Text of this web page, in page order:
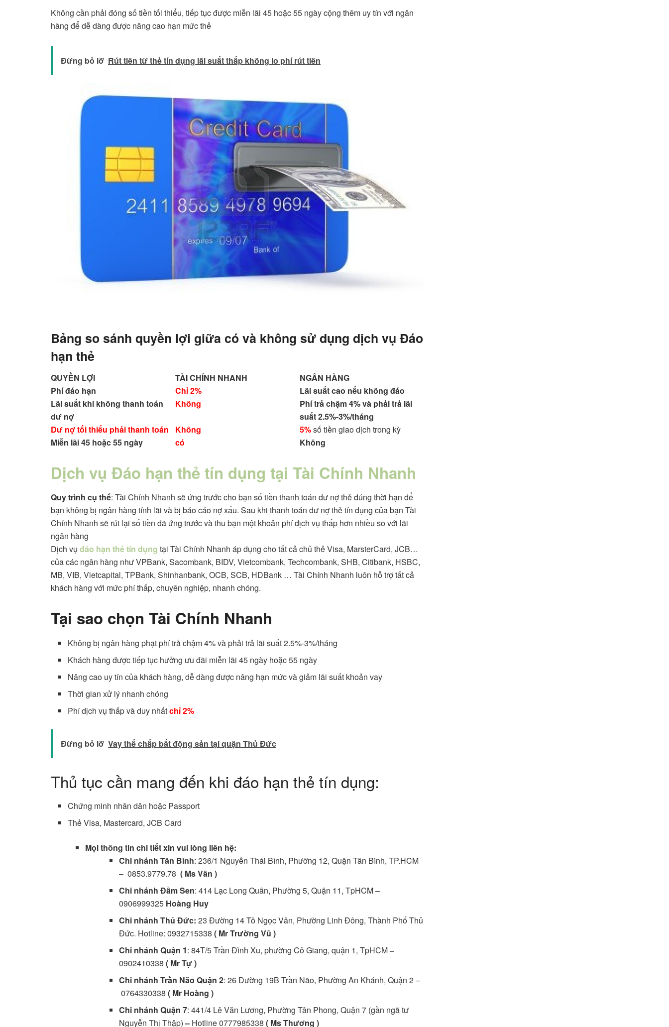
Không cần phải đóng số tiền tối thiểu, tiếp tục được miễn lãi 45 hoặc 55 ngày cộng thêm uy tín với ngân
hàng để dễ dàng được nâng cao hạn mức thẻ
Đừng bỏ lỡ Rút tiền từ thẻ tín dụng lãi suất thấp không lo phí rút tiền
Bảng so sánh quyền lợi giữa có và không sử dụng dịch vụ Đáo
hạn thẻ
QUYỀN LỢI TÀI CHÍNH NHANH
NGÂN HÀNG
Phí đáo hạn
Chỉ 2%
Lãi suất cao nếu không đáo
Lãi suất khi không thanh toán
dư nợ
Không
Phí trả chậm 4% và phải trả lãi
suất 2.5%-3%/tháng
Dư nợ tối thiểu phải thanh toán
Không 5%số tiền giao dịch trong kỳ
Miễn lãi 45 hoặc 55 ngày
có Không
Dịch vụ Đáo hạn thẻ tín dụng tại Tài Chính Nhanh
Quy trình cụ thể: Tài Chính Nhanh sẽ ứng trước cho bạn số tiền thanh toán dư nợ thẻ đúng thời hạn để
bạn không bị ngân hàng tính lãi và bị báo cáo nợ xấu. Sau khi thanh toán dư nợ thẻ tín dụng của bạn Tài
Chính Nhanh sẽ rút lại số tiền đã ứng trước và thu bạn một khoản phí dịch vụ thấp hơn nhiều so với lãi
ngân hàng
Dịch vụ đáo hạn thẻ tín dụng tại Tài Chính Nhanh áp dụng cho tất cả chủ thẻ Visa, MarsterCard, JCB…
của các ngân hàng như VPBank, Sacombank, BIDV, Vietcombank, Techcombank, SHB, Citibank, HSBC,
MB, VIB, Vietcapital, TPBank, Shinhanbank, OCB, SCB, HDBank … Tài Chính Nhanh luôn hỗ trợ tất cả
khách hàng với mức phí thấp, chuyên nghiệp, nhanh chóng.
Tại sao chọn Tài Chính Nhanh
Không bị ngân hàng phạt phí trả chậm 4% và phải trả lãi suất 2.5%-3%/tháng
Khách hàng được tiếp tục hưởng ưu đãi miễn lãi 45 ngày hoặc 55 ngày
Nâng cao uy tín của khách hàng, dễ dàng được nâng hạn mức và giảm lãi suất khoản vay
Thời gian xử lý nhanh chóng
Phí dịch vụ thấp và duy nhấtchỉ 2%
Đừng bỏ lỡ Vay thế chấp bất động sản tại quận Thủ Đức
Thủ tục cần mang đến khi đáo hạn thẻ tín dụng:
Chứng minh nhân dân hoặc Passport
Thẻ Visa, Mastercard, JCB Card
Mọi thông tin chi tiết xin vui lòng liên hệ:
Chi nhánh Tân Bình: 236/1 Nguyễn Thái Bình, Phường 12, Quận Tân Bình, TP.HCM
– 0853.9779.78 ( Ms Vân )
Chi nhánh Đầm Sen: 414 Lạc Long Quân, Phường 5, Quận 11, TpHCM –
0906999325 Hoàng Huy
Chi nhánh Thủ Đức: 23 Đường 14 Tô Ngọc Vân, Phường Linh Đông, Thành Phố Thủ
Đức. Hotline: 0932715338( Mr Trường Vũ )
Chi nhánh Quận 1: 84T/5 Trần Đình Xu, phường Cô Giang, quận 1, TpHCM–
0902410338 ( Mr Tự )
Chi nhánh Trần Não Quận 2: 26 Đường 19B Trần Não, Phường An Khánh, Quận 2 –
0764330338 ( Mr Hoàng )
Chi nhánh Quận 7: 441/4 Lê Văn Lương, Phường Tân Phong, Quận 7 (gần ngã tư
Nguyễn Thị Thập)– Hotline0777985338( Ms Thương )